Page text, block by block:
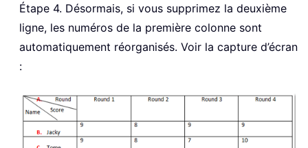
Étape 4. Désormais, si vous supprimez la deuxième
ligne, les numéros de la première colonne sont
automatiquement réorganisés. Voir la capture d’écran
: